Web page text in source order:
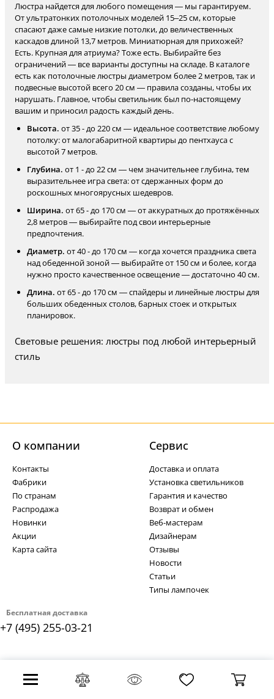
Люстра найдется для любого помещения — мы гарантируем.
От ультратонких потолочных моделей 15–25 см, которые
спасают даже самые низкие потолки, до величественных
каскадов длиной 13,7 метров. Миниатюрная для прихожей?
Есть. Крупная для атриума? Тоже есть. Выбирайте без
ограничений — все варианты доступны на складе. В каталоге
есть как потолочные люстры диаметром более 2 метров, так и
подвесные высотой всего 20 см — правила созданы, чтобы их
нарушать. Главное, чтобы светильник был по-настоящему
вашим и приносил радость каждый день.
Высота. от 35 - до 220 см — идеальное соответствие любому
потолку: от малогабаритной квартиры до пентхауса с
высотой 7 метров.
Глубина. от 1 - до 22 см — чем значительнее глубина, тем
выразительнее игра света: от сдержанных форм до
роскошных многоярусных шедевров.
Ширина. от 65 - до 170 см — от аккуратных до протяжённых
2,8 метров — выбирайте под свои интерьерные
предпочтения.
Диаметр. от 40 - до 170 см — когда хочется праздника света
над обеденной зоной — выбирайте от 150 см и более, когда
нужно просто качественное освещение — достаточно 40 см.
Длина. от 65 - до 170 см — спайдеры и линейные люстры для
больших обеденных столов, барных стоек и открытых
планировок.
Световые решения: люстры под любой интерьерный
стиль
Бесплатная доставка
+7 (495) 255-03-21
О компании
Контакты
Фабрики
По странам
Распродажа
Новинки
Акции
Карта сайта
Cервис
Доставка и оплата
Установка светильников
Гарантия и качество
Возврат и обмен
Веб-мастерам
Дизайнерам
Отзывы
Новости
Статьи
Типы лампочек